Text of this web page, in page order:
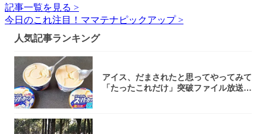
記事一覧を見る >
今日のこれ注目！ママテナピックアップ >
人気記事ランキング
アイス、だまされたと思ってやってみて
「たったこれだけ」突破ファイル放送で